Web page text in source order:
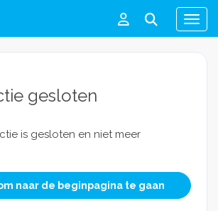
Menu
gesloten
is gesloten en niet meer
naar de beginpagina te gaan